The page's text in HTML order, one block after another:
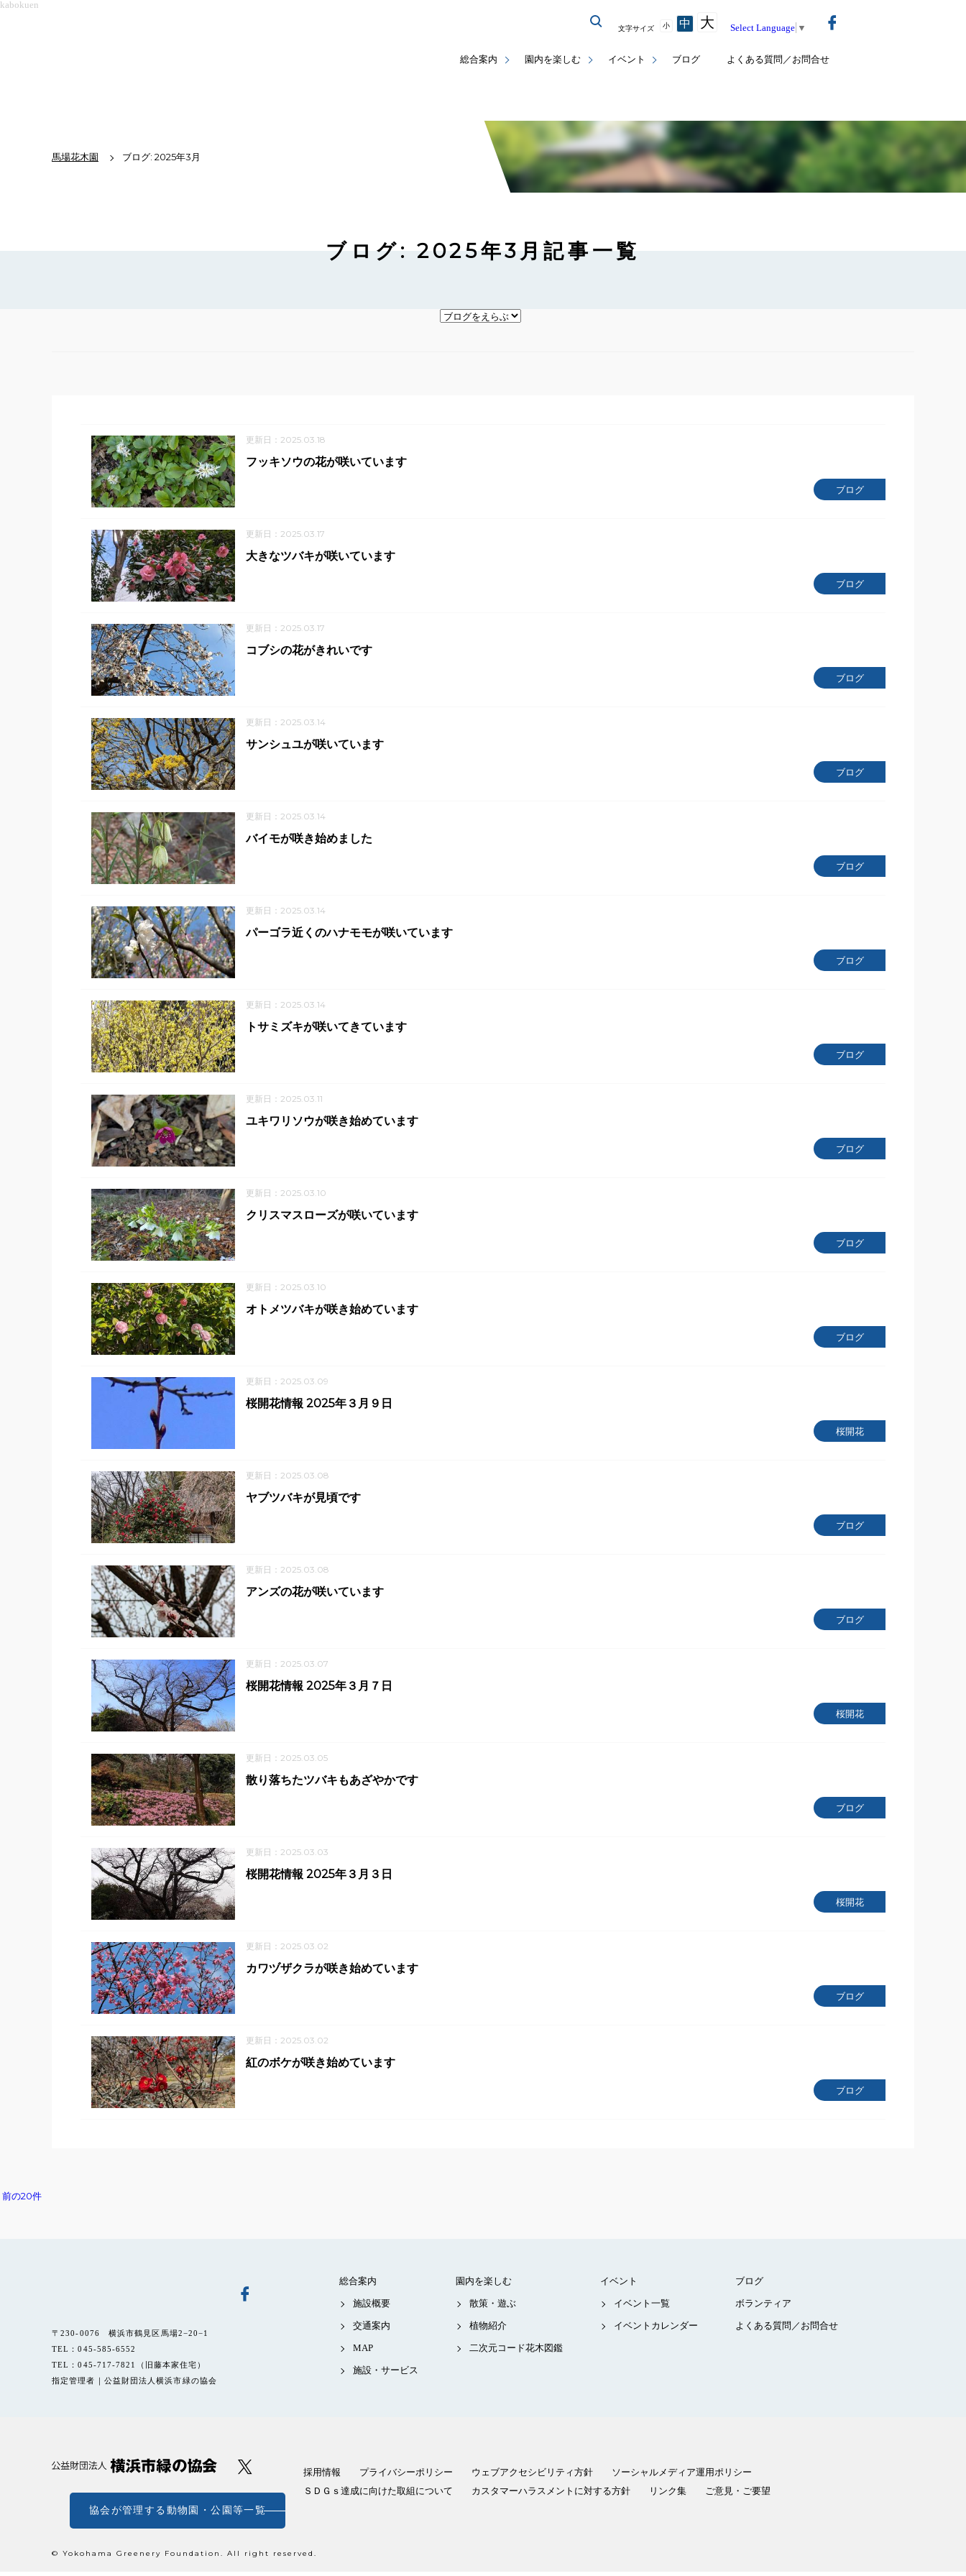
kabokuen
総合案内 園内を楽しむ イベント ブログ よくある質問／お問合せ
文字サイズ 小 中 大 Select Language ▼
馬場花木園 ブログ: 2025年3月
ブログ: 2025年3月記事一覧
更新日：2025.03.18
ブログ
フッキソウの花が咲いています
更新日：2025.03.17
ブログ
大きなツバキが咲いています
更新日：2025.03.17
ブログ
コブシの花がきれいです
更新日：2025.03.14
ブログ
サンシュユが咲いています
更新日：2025.03.14
ブログ
バイモが咲き始めました
更新日：2025.03.14
ブログ
パーゴラ近くのハナモモが咲いています
更新日：2025.03.14
ブログ
トサミズキが咲いてきています
更新日：2025.03.11
ブログ
ユキワリソウが咲き始めています
更新日：2025.03.10
ブログ
クリスマスローズが咲いています
更新日：2025.03.10
ブログ
オトメツバキが咲き始めています
更新日：2025.03.09
桜開花
桜開花情報 2025年３月９日
更新日：2025.03.08
ブログ
ヤブツバキが見頃です
更新日：2025.03.08
ブログ
アンズの花が咲いています
更新日：2025.03.07
桜開花
桜開花情報 2025年３月７日
更新日：2025.03.05
ブログ
散り落ちたツバキもあざやかです
更新日：2025.03.03
桜開花
桜開花情報 2025年３月３日
更新日：2025.03.02
ブログ
カワヅザクラが咲き始めています
更新日：2025.03.02
ブログ
紅のボケが咲き始めています
前の20件
〒230-0076 横浜市鶴見区馬場2−20−1
TEL：045-585-6552
TEL：045-717-7821（旧藤本家住宅）
指定管理者｜公益財団法人横浜市緑の協会
総合案内
施設概要
交通案内
MAP
施設・サービス
園内を楽しむ
散策・遊ぶ
植物紹介
二次元コード花木図鑑
イベント
イベント一覧
イベントカレンダー
ブログ
ボランティア
よくある質問／お問合せ
協会が管理する動物園・公園等一覧
採用情報 プライバシーポリシー ウェブアクセシビリティ方針
ソーシャルメディア運用ポリシー
ＳＤＧｓ達成に向けた取組について
カスタマーハラスメントに対する方針 リンク集 ご意見・ご要望
© Yokohama Greenery Foundation. All right reserved.